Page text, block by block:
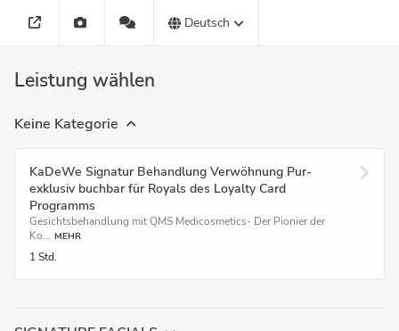
Deutsch
Leistung wählen
Keine Kategorie
KaDeWe Signatur Behandlung Verwöhnung Pur-
exklusiv buchbar für Royals des Loyalty Card
Programms
Gesichtsbehandlung mit QMS Medicosmetics- Der Pionier der
Ko... MEHR
1 Std.